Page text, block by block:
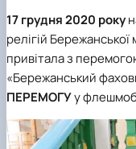
17 грудня 2020 року
релігій Бережанської
привітала з
«Бережанський
ПЕРЕМОГУу